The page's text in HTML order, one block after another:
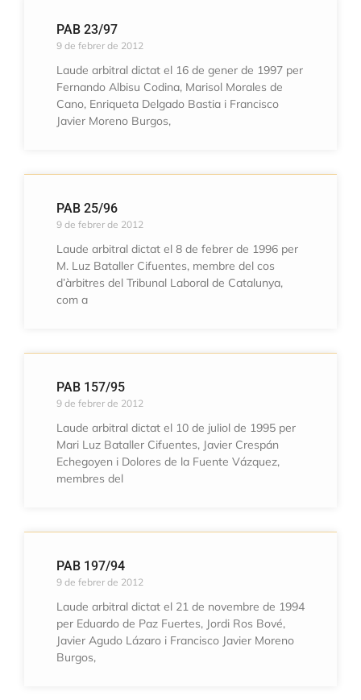
PAB 23/97
9 de febrer de 2012
Laude arbitral dictat el 16 de gener de 1997 per
Fernando Albisu Codina, Marisol Morales de
Cano, Enriqueta Delgado Bastia i Francisco
Javier Moreno Burgos,
PAB 25/96
9 de febrer de 2012
Laude arbitral dictat el 8 de febrer de 1996 per
M. Luz Bataller Cifuentes, membre del cos
d’àrbitres del Tribunal Laboral de Catalunya,
com a
PAB 157/95
9 de febrer de 2012
Laude arbitral dictat el 10 de juliol de 1995 per
Mari Luz Bataller Cifuentes, Javier Crespán
Echegoyen i Dolores de la Fuente Vázquez,
membres del
PAB 197/94
9 de febrer de 2012
Laude arbitral dictat el 21 de novembre de 1994
per Eduardo de Paz Fuertes, Jordi Ros Bové,
Javier Agudo Lázaro i Francisco Javier Moreno
Burgos,